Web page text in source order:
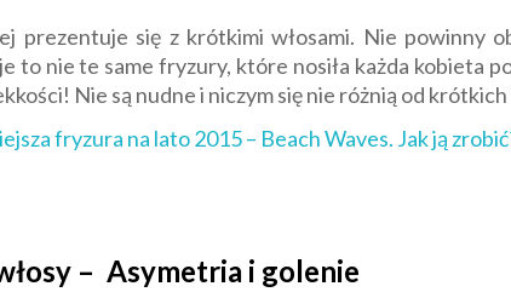
prezentuje się z krótkimi włosami. Nie powinny
to nie te same fryzury, które nosiła każda kobieta
Nie są nudne i niczym się nie różnią od
fryzura na lato 2015 – Beach Waves. Jak ją
– Asymetria i golenie